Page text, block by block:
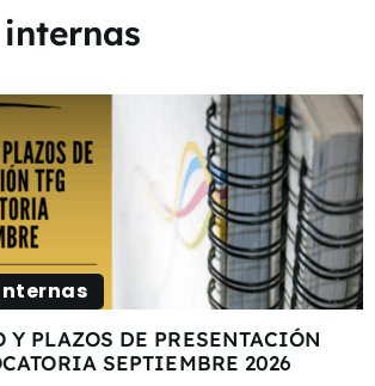
PLAZOS DE PRESENTACIÓN
SEPTIEMBRE 2026